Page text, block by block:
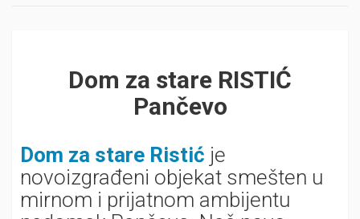
Dom za stare RISTIĆ
Pančevo
Dom za stare Ristić je
novoizgrađeni objekat smešten u
mirnom i prijatnom ambijentu